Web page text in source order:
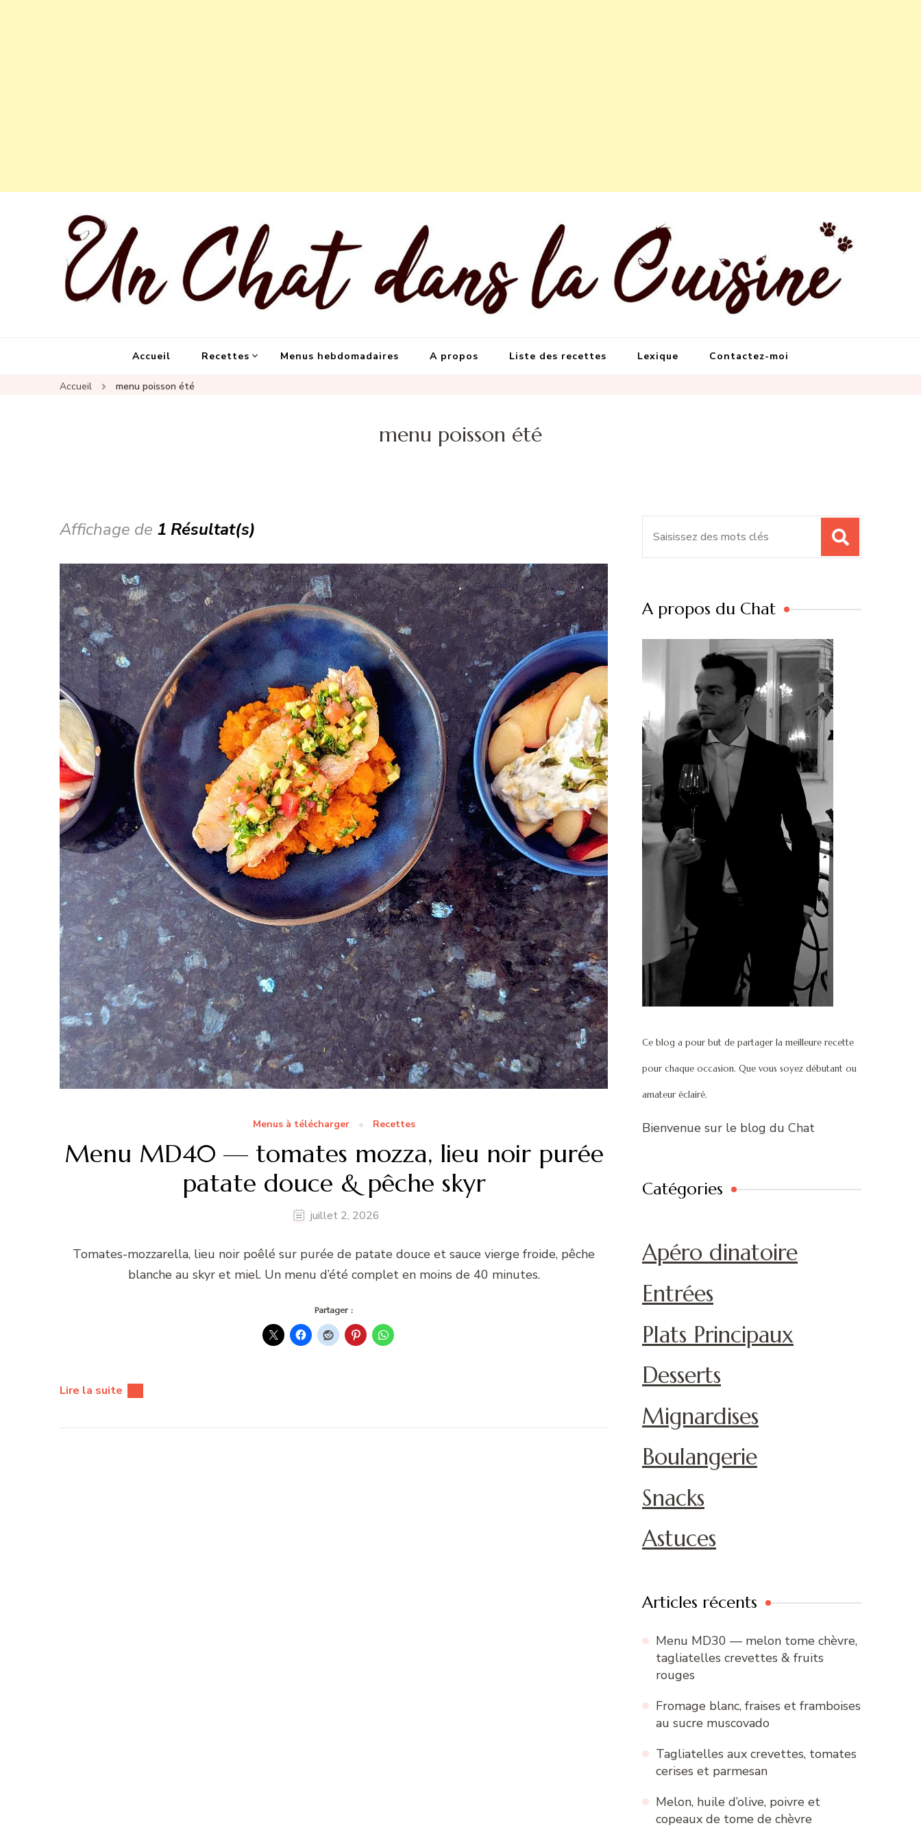
Accueil Recettes Menus hebdomadaires A propos Liste des recettes Lexique Contactez-moi
Accueil menu poisson été
menu poisson été
Affichage de 1 Résultat(s)
Menus à télécharger Recettes
Menu MD40 — tomates mozza, lieu noir purée
patate douce & pêche skyr
juillet 2, 2026
Tomates-mozzarella, lieu noir poêlé sur purée de patate douce et sauce vierge froide, pêche
blanche au skyr et miel. Un menu d’été complet en moins de 40 minutes.
Partager :
Lire la suite
A propos du Chat
Ce blog a pour but de partager la meilleure recette
pour chaque occasion. Que vous soyez débutant ou
amateur éclairé.
Bienvenue sur le blog du Chat
Catégories
Apéro dinatoire
Entrées
Plats Principaux
Desserts
Mignardises
Boulangerie
Snacks
Astuces
Articles récents
Menu MD30 — melon tome chèvre,
tagliatelles crevettes & fruits
rouges
Fromage blanc, fraises et framboises
au sucre muscovado
Tagliatelles aux crevettes, tomates
cerises et parmesan
Melon, huile d’olive, poivre et
copeaux de tome de chèvre